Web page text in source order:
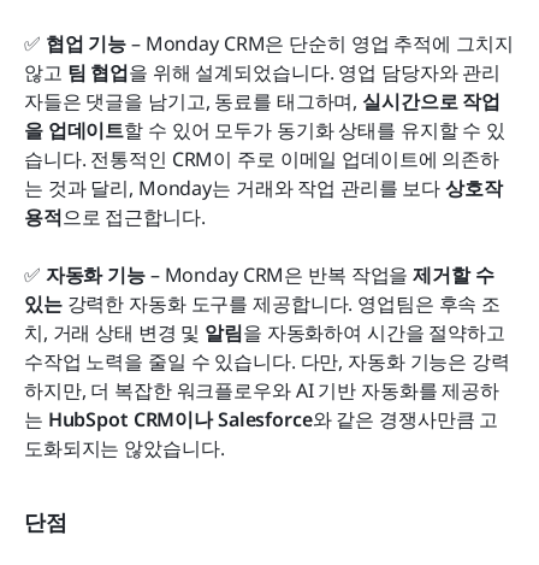
✅ 협업 기능 – Monday CRM은 단순히 영업 추적에 그치지
않고 팀 협업을 위해 설계되었습니다. 영업 담당자와 관리
자들은 댓글을 남기고, 동료를 태그하며, 실시간으로 작업
을 업데이트할 수 있어 모두가 동기화 상태를 유지할 수 있
습니다. 전통적인 CRM이 주로 이메일 업데이트에 의존하
는 것과 달리, Monday는 거래와 작업 관리를 보다 상호작
용적으로 접근합니다.
✅ 자동화 기능 – Monday CRM은 반복 작업을 제거할 수
있는 강력한 자동화 도구를 제공합니다. 영업팀은 후속 조
치, 거래 상태 변경 및 알림을 자동화하여 시간을 절약하고
수작업 노력을 줄일 수 있습니다. 다만, 자동화 기능은 강력
하지만, 더 복잡한 워크플로우와 AI 기반 자동화를 제공하
는 HubSpot CRM이나 Salesforce와 같은 경쟁사만큼 고
도화되지는 않았습니다.
단점